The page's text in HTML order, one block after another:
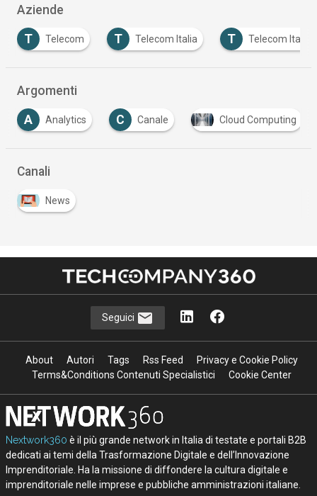
Aziende
T Telecom T Telecom Italia T Telecom Italia
Argomenti
A Analytics C Canale Cloud Computing
Canali
News
Seguici
About Autori Tags Rss Feed
Privacy e Cookie Policy
Terms&Conditions Contenuti Specialistici
Cookie Center
Nextwork360 è il più grande network in Italia di testate e portali B2B
dedicati ai temi della Trasformazione Digitale e dell’Innovazione
Imprenditoriale. Ha la missione di diffondere la cultura digitale e
imprenditoriale nelle imprese e pubbliche amministrazioni italiane.